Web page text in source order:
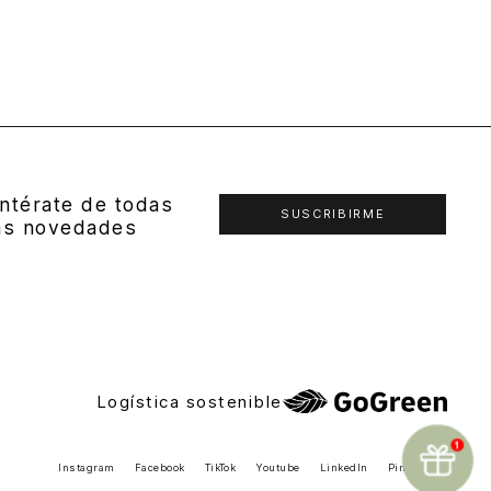
de todas
novedades
SUSCRIBIRME
Logística sostenible
Instagram Facebook TikTok Youtube LinkedIn Pinterest